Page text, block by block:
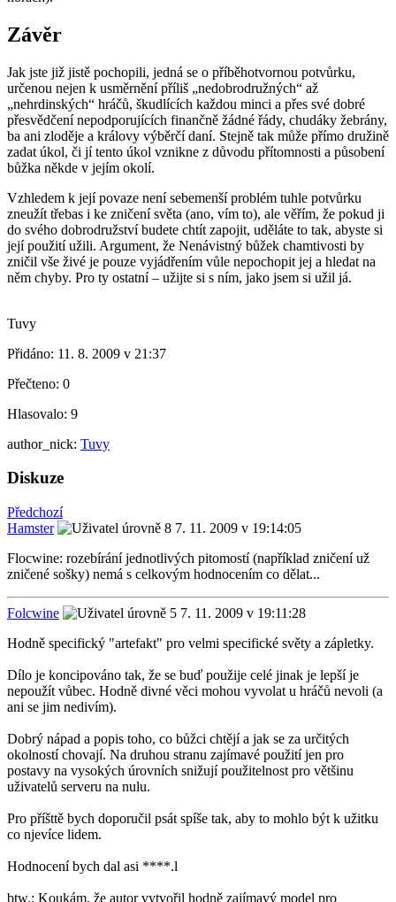
Závěr
Jak jste již jistě pochopili, jedná se o příběhotvornou potvůrku,
určenou nejen k usměrnění příliš „nedobrodružných“ až
„nehrdinských“ hráčů, škudlících každou minci a přes své dobré
přesvědčení nepodporujících finančně žádné řády, chudáky žebrány,
ba ani zloděje a královy výběrčí daní. Stejně tak může přímo družině
zadat úkol, či jí tento úkol vznikne z důvodu přítomnosti a působení
bůžka někde v jejím okolí.
Vzhledem k její povaze není sebemenší problém tuhle potvůrku
zneužít třebas i ke zničení světa (ano, vím to), ale věřím, že pokud ji
do svého dobrodružství budete chtít zapojit, uděláte to tak, abyste si
její použití užili. Argument, že Nenávistný bůžek chamtivosti by
zničil vše živé je pouze vyjádřením vůle nepochopit jej a hledat na
něm chyby. Pro ty ostatní – užijte si s ním, jako jsem si užil já.
Tuvy
Přidáno: 11. 8. 2009 v 21:37
Přečteno: 0
Hlasovalo: 9
author_nick: Tuvy
Diskuze
Předchozí
Hamster
7. 11. 2009 v 19:14:05
Flocwine: rozebírání jednotlivých pitomostí (například zničení už
zničené sošky) nemá s celkovým hodnocením co dělat...
Folcwine
7. 11. 2009 v 19:11:28
Hodně specifický "artefakt" pro velmi specifické světy a zápletky.
Dílo je koncipováno tak, že se buď použije celé jinak je lepší je
nepoužít vůbec. Hodně divné věci mohou vyvolat u hráčů nevoli (a
ani se jim nedivím).
Dobrý nápad a popis toho, co bůžci chtějí a jak se za určitých
okolností chovají. Na druhou stranu zajímavé použití jen pro
postavy na vysokých úrovních snižují použitelnost pro většinu
uživatelů serveru na nulu.
Pro příšttě bych doporučil psát spíše tak, aby to mohlo být k užitku
co njevíce lidem.
Hodnocení bych dal asi ****.l
btw.: Koukám, že autor vytvořil hodně zajímavý model pro